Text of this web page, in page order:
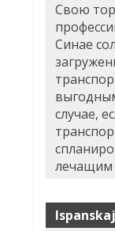
Свою
Синае
случае,
лечащим